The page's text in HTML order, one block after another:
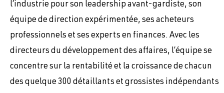
l’industrie pour son leadership avant-gardiste, son
équipe de direction expérimentée, ses acheteurs
professionnels et ses experts en finances. Avec les
directeurs du développement des affaires, l’équipe se
concentre sur la rentabilité et la croissance de chacun
des quelque 300 détaillants et grossistes indépendants